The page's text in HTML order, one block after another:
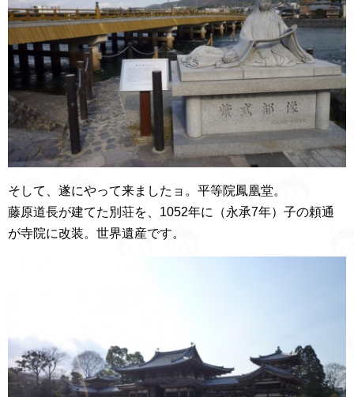
そして、遂にやって来ましたョ。平等院鳳凰堂。
藤原道長が建てた別荘を、1052年に（永承7年）子の頼通
が寺院に改装。世界遺産です。